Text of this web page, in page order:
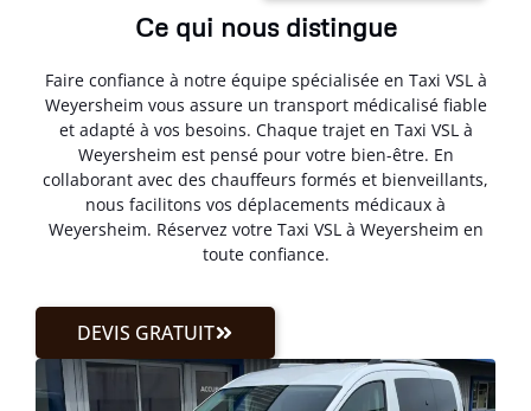
Ce qui nous distingue
Faire confiance à notre équipe spécialisée en Taxi VSL à
Weyersheim vous assure un transport médicalisé fiable
et adapté à vos besoins. Chaque trajet en Taxi VSL à
Weyersheim est pensé pour votre bien-être. En
collaborant avec des chauffeurs formés et bienveillants,
nous facilitons vos déplacements médicaux à
Weyersheim. Réservez votre Taxi VSL à Weyersheim en
toute confiance.
DEVIS GRATUIT